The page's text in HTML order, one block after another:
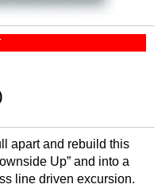
apart and rebuild this
Up” and into a
line driven excursion.